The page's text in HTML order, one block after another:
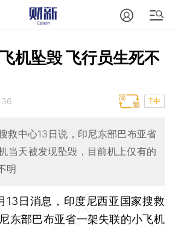
机坠毁 飞行员生死不
T中
救中心13日说，印尼东部巴布亚省
当天被发现坠毁，目前机上仅有的
明
日消息，印度尼西亚国家搜救
东部巴布亚省一架失联的小飞机